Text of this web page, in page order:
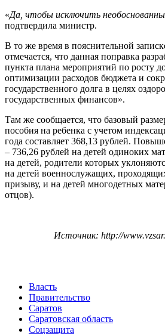
«Да, чтобы исключить
подтвердила министр.
В то же время в пояснительной
отмечается, что данная поправка
пункта плана мероприятий по росту
оптимизации расходов бюджета и
государственного долга в целях
государственных финансов».
Там же сообщается, что базовый
пособия на ребенка с учетом
года составляет 368,13 рублей.
– 736,26 рублей на детей одиноких
на детей, родители которых
на детей военнослужащих,
призыву, и на детей многодетных
отцов).
Источник: http://
Власть
Правительство
Саратов
Саратовская область
Соцзащита